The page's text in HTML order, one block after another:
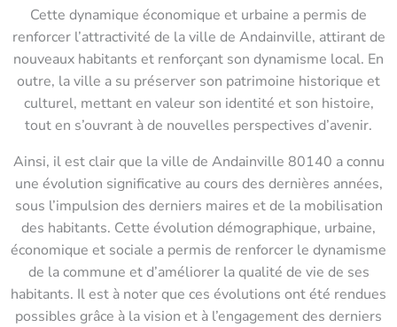
Cette dynamique économique et urbaine a permis de
renforcer l’attractivité de la ville de Andainville, attirant de
nouveaux habitants et renforçant son dynamisme local. En
outre, la ville a su préserver son patrimoine historique et
culturel, mettant en valeur son identité et son histoire,
tout en s’ouvrant à de nouvelles perspectives d’avenir.
Ainsi, il est clair que la ville de Andainville 80140 a connu
une évolution significative au cours des dernières années,
sous l’impulsion des derniers maires et de la mobilisation
des habitants. Cette évolution démographique, urbaine,
économique et sociale a permis de renforcer le dynamisme
de la commune et d’améliorer la qualité de vie de ses
habitants. Il est à noter que ces évolutions ont été rendues
possibles grâce à la vision et à l’engagement des derniers